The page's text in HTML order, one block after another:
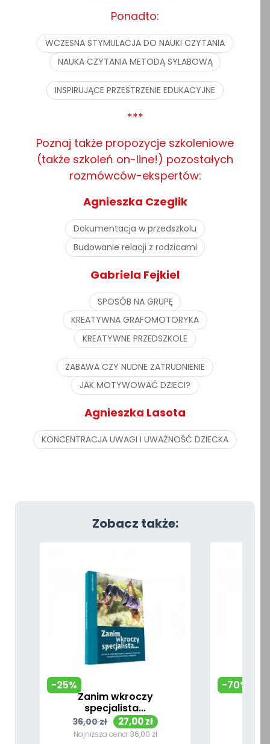
Ponadto:
WCZESNA STYMULACJA DO NAUKI CZYTANIA
NAUKA CZYTANIA METODĄ SYLABOWĄ
INSPIRUJĄCE PRZESTRZENIE EDUKACYJNE
***
Poznaj także propozycje szkoleniowe
(także szkoleń on-line!) pozostałych
rozmówców-ekspertów:
Agnieszka Czeglik
Dokumentacja w przedszkolu
Budowanie relacji z rodzicami
Gabriela Fejkiel
SPOSÓB NA GRUPĘ
KREATYWNA GRAFOMOTORYKA
KREATYWNE PRZEDSZKOLE
ZABAWA CZY NUDNE ZATRUDNIENIE
JAK MOTYWOWAĆ DZIECI?
Agnieszka Lasota
KONCENTRACJA UWAGI I UWAŻNOŚĆ DZIECKA
Zobacz także:
Zanim wkroczy
specjalista...
Cena
podstawowa
36,00 zł Cena
27,00 zł
Najniższa cena:36,00 zł
-25%
-70%